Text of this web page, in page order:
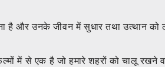
और उनके जीवन में सुधार तथा उत्थान को
में से एक है जो हमारे शहरों को चालू रखने